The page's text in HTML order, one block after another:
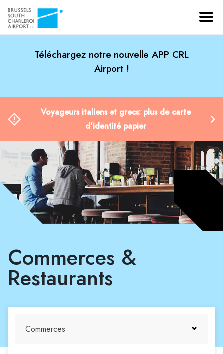
Téléchargez notre nouvelle APP CRL
Airport !
Voyageurs italiens et grecs: plus de carte
d'identité papier
Commerces &
Restaurants
Commerces